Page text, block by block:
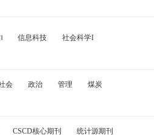
信息科技
社会科学I
会 政治 管理
煤炭
CSCD核心期刊
统计源期刊